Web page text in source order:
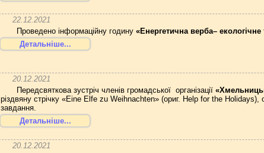
22.12.2021
Проведено інформаційну годину «Енергетична верба–
Детальніше...
20.12.2021
Передсвяткова зустріч членів громадської організації
різдвяну стрічку «Eine Elfe zu Weihnachten» (ориг. Help for the Holidays),
завдання.
Детальніше...
20.12.2021